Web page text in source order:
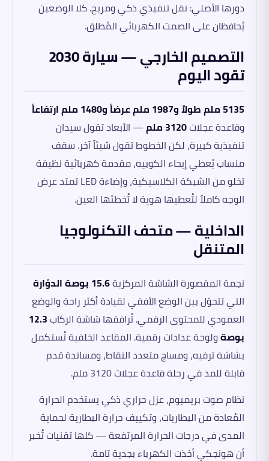
دورها الأصلي: نقل تنفيذي ذكي ومريح. كلا الوضعين
يُحافظان على الصمت الكهربائي المُطلق.
التصميم الخارجي — سيارة 2030
تقود اليوم
5135 ملم طولاً و1987 ملم عرضاً و1480 ملم ارتفاعاً
وقاعدة عجلات3120 ملم
— الأبعاد تقول سيدان
تنفيذية كبيرة، لكن الخطوط تقول شيئاً آخر. سقف
منساب يُعطي إيحاء الكوبيه، مقدمة كهربائية نظيفة
تخلو من الشبكة الكلاسيكية، وإضاءة LED تمتد عرض
الوجه كاملاً لتُعطيها هوية لا تُخطئها العين.
الداخلية — متحف التكنولوجيا
المتنقل
نجمة المقصورة الشاشة المركزية15.6 بوصة الدوّارة
التي تتحوّل بين الوضع الأفقي لقيادة أكثر راحة والوضع
العمودي للمحتوى الرقمي. تُرافقها شاشة الركاب12.3
بوصةولوحة عدادات رقمية. المقاعد الخلفية تُستكمل
بشاشة ترفيه، ومساج متعدد النقاط، ومساندة قدم
قابلة للمد في رحلة قاعدة عجلات 3120 ملم.
نظام صوت بريميوم، عزل حراري ذكي يستخدم الحرارة
المُعادة من البطاريات، وتكييف حرارة البطارية لحماية
المدى في درجات الحرارة المرتفعة — كلها تقنيات تُخبر
أن هونجكي أخذت الكهرباء بجدية تامة.